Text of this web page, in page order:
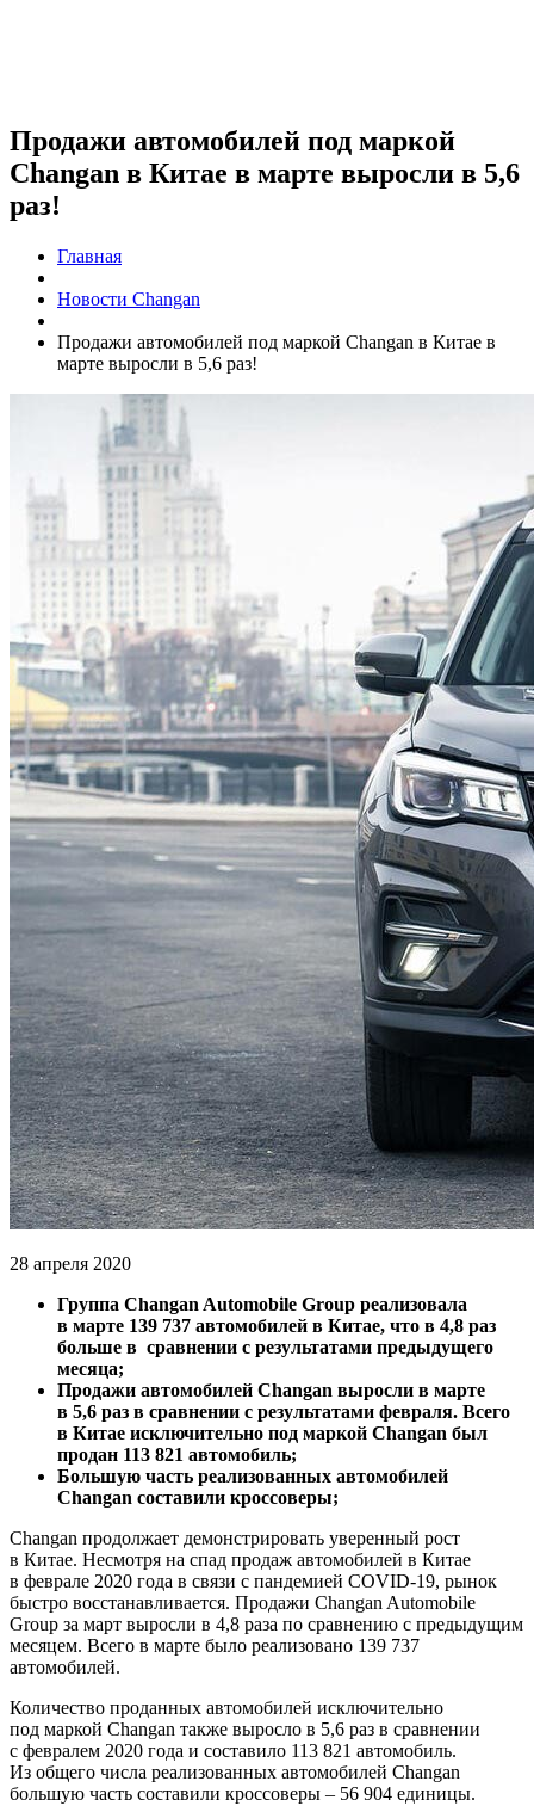
Продажи автомобилей под маркой
Changan в Китае в марте выросли в 5,6
раз!
Главная
Новости Changan
Продажи автомобилей под маркой Changan в Китае в
марте выросли в 5,6 раз!
28 апреля 2020
Группа Changan Automobile Group реализовала
в марте 139 737 автомобилей в Китае, что в 4,8 раз
больше в сравнении с результатами предыдущего
месяца;
Продажи автомобилей Changan выросли в марте
в 5,6 раз в сравнении с результатами февраля. Всего
в Китае исключительно под маркой Changan был
продан 113 821 автомобиль;
Большую часть реализованных автомобилей
Changan составили кроссоверы;
Changan продолжает демонстрировать уверенный рост
в Китае. Несмотря на спад продаж автомобилей в Китае
в феврале 2020 года в связи с пандемией COVID-19, рынок
быстро восстанавливается. Продажи Changan Automobile
Group за март выросли в 4,8 раза по сравнению с предыдущим
месяцем. Всего в марте было реализовано 139 737
автомобилей.
Количество проданных автомобилей исключительно
под маркой Changan также выросло в 5,6 раз в сравнении
с февралем 2020 года и составило 113 821 автомобиль.
Из общего числа реализованных автомобилей Changan
большую часть составили кроссоверы – 56 904 единицы.